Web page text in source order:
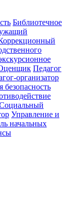
Библиотечное
Педагог
организатор
безопасность
Управление и
начальных